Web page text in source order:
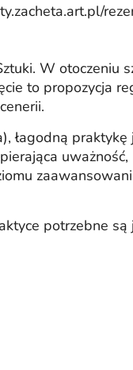
W otoczeniu
to propozycja
praktykę
potrzebne